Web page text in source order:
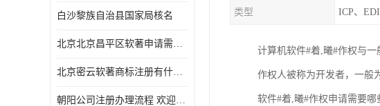
白沙黎族自治县国家局核名
北京北京昌平区软著申请需要什么条件 软件著作权 欢迎电话咨询
北京密云软著商标注册有什么要求 软件著作权 欢迎电话咨询
朝阳公司注册办理流程 欢迎电话咨询
类型 ICP、
计算机软件#着,曦#作权与
作权人被称为开发者，一般
软件#着,曦#作权申请需要哪